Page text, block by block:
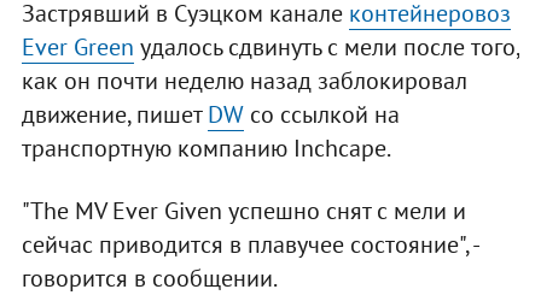
Застрявший в Суэцком канале контейнеровоз
Ever Green удалось сдвинуть с мели после того,
как он почти неделю назад заблокировал
движение, пишетDWсо ссылкой на
транспортную компанию Inchcape.
"The MV Ever Given успешно снят с мели и
сейчас приводится в плавучее состояние", -
говорится в сообщении.